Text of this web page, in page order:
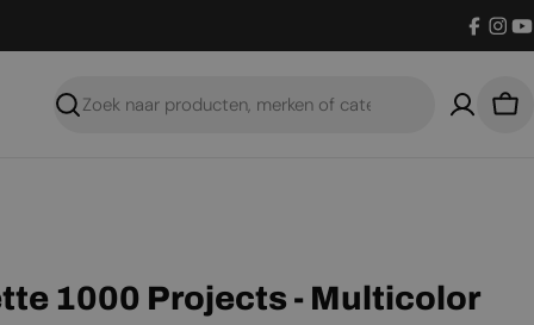
Zoeken
1000 Projects - Multicolor